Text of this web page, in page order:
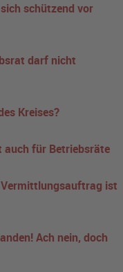
schützend vor
darf nicht
Kreises?
auch für Betriebsräte
ist
Ach nein, doch